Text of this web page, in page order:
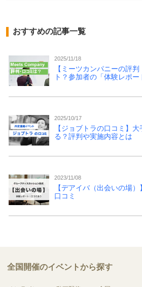
おすすめの記事一覧
2025/11/18
【ミーツカンパニーの評
ト？参加者の「体験レポー
2025/10/17
【ジョブトラの口コミ】
る？評判や実施内容とは
2023/11/08
【デアイバ（出会いの場
口コミ
全国開催のイベントから探す